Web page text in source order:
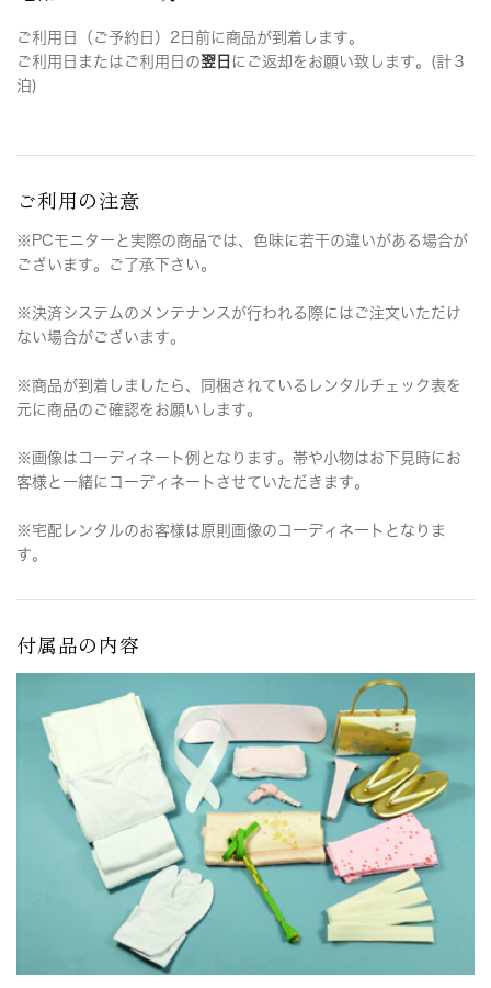
ご利用日（ご予約日）2日前に商品が到着します。
ご利用日またはご利用日の翌日 にご返却をお願い致します。(計３
泊)
ご利用の注意
※PCモニターと実際の商品では、色味に若干の違いがある場合が
ございます。ご了承下さい。
※決済システムのメンテナンスが行われる際にはご注文いただけ
ない場合がございます。
※商品が到着しましたら、同梱されているレンタルチェック表を
元に商品のご確認をお願いします。
※画像はコーディネート例となります。帯や小物はお下見時にお
客様と一緒にコーディネートさせていただきます。
※宅配レンタルのお客様は原則画像のコーディネートとなりま
す。
付属品の内容